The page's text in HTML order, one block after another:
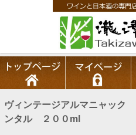
ヴィンテージアルマニャッ
ンタル ２００ml